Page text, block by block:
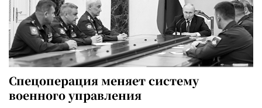
Спецоперация меняет систему
военного управления